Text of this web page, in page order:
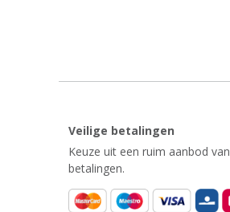
Veilige betalingen
Keuze uit een ruim aanbod van
betalingen.